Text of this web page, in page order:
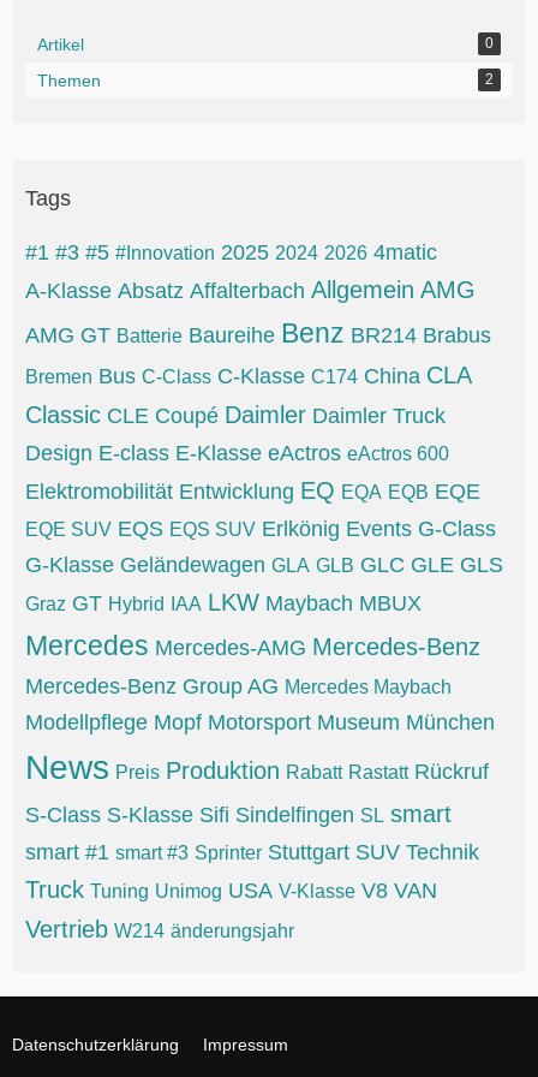
Artikel 0
Themen 2
Tags
#1 #3 #5 #Innovation 2025 2024 2026 4matic
A-Klasse Absatz Affalterbach Allgemein AMG
AMG GT Batterie Baureihe Benz BR214 Brabus
Bremen Bus C-Class C-Klasse C174 China CLA
Classic CLE Coupé Daimler Daimler Truck
Design E-class E-Klasse eActros eActros 600
Elektromobilität Entwicklung EQ EQA EQB EQE
EQE SUV EQS EQS SUV Erlkönig Events G-Class
G-Klasse Geländewagen GLA GLB GLC GLE GLS
Graz GT Hybrid IAA LKW Maybach MBUX
Mercedes Mercedes-AMG Mercedes-Benz
Mercedes-Benz Group AG Mercedes Maybach
Modellpflege Mopf Motorsport Museum München
News Preis Produktion Rabatt Rastatt Rückruf
S-Class S-Klasse Sifi Sindelfingen SL smart
smart #1 smart #3 Sprinter Stuttgart SUV Technik
Truck Tuning Unimog USA V-Klasse V8 VAN
Vertrieb W214 änderungsjahr
Datenschutzerklärung Impressum